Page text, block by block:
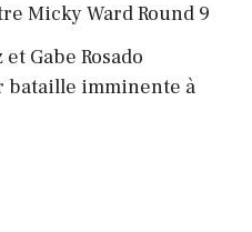
Micky Ward Round 9
Gabe Rosado
bataille imminente à